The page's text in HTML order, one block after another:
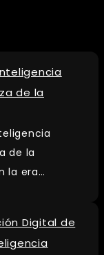
de la
de la
la era…
Digital de